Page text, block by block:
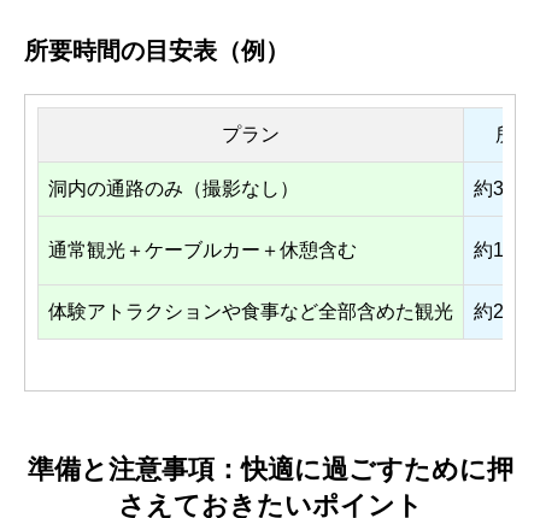
所要時間の目安表（例）
プラン 所要
洞内の通路のみ（撮影なし） 約30分
通常観光＋ケーブルカー＋休憩含む 約1時
体験アトラクションや食事など全部含めた観光 約2時
準備と注意事項：快適に過ごすために押
さえておきたいポイント